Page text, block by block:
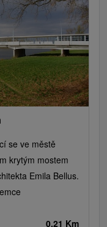
se ve městě
krytým mostem
Emila Bellus.
0.21 Km